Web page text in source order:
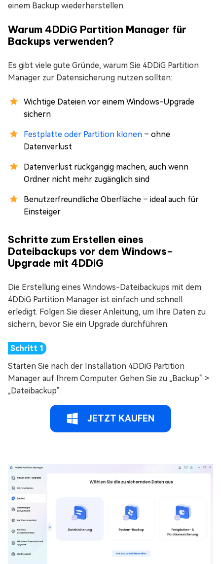
einem Backup wiederherstellen.
Warum 4DDiG Partition Manager für
Backups verwenden?
Es gibt viele gute Gründe, warum Sie 4DDiG Partition
Manager zur Datensicherung nutzen sollten:
Wichtige Dateien vor einem Windows-Upgrade
sichern
Festplatte oder Partition klonen – ohne
Datenverlust
Datenverlust rückgängig machen, auch wenn
Ordner nicht mehr zugänglich sind
Benutzerfreundliche Oberfläche – ideal auch für
Einsteiger
Schritte zum Erstellen eines
Dateibackups vor dem Windows-
Upgrade mit 4DDiG
Die Erstellung eines Windows-Dateibackups mit dem
4DDiG Partition Manager ist einfach und schnell
erledigt. Folgen Sie dieser Anleitung, um Ihre Daten zu
sichern, bevor Sie ein Upgrade durchführen:
Starten Sie nach der Installation 4DDiG Partition
Manager auf Ihrem Computer. Gehen Sie zu „Backup“ >
„Dateibackup“.
JETZT KAUFEN